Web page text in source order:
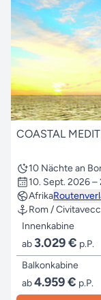
COASTAL
10 Nächte an
10. Sept. 2026
Afrika
Rom /
Innenkabine
ab 3.029 € p.P.
Balkonkabine
ab4.959 € p.P.